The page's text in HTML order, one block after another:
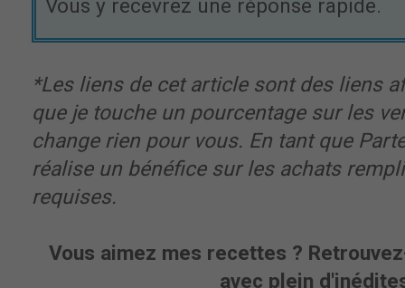
Vous y recevrez une réponse rapide.
*Les liens de cet article sont des liens
que je touche un pourcentage sur les
change rien pour vous. En tant que
réalise un bénéfice sur les achats
requises.
Vous aimez mes recettes ?
avec plein